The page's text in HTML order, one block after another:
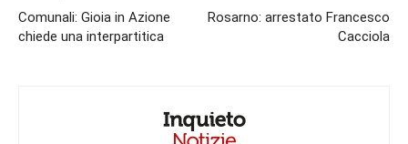
Comunali: Gioia in Azione
chiede una interpartitica
Rosarno: arrestato Francesco
Cacciola